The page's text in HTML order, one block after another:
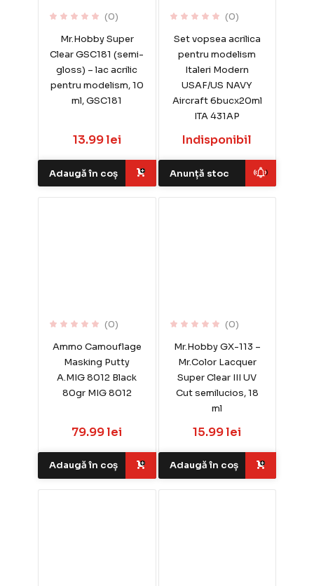
(0)
Mr.Hobby Super
Clear GSC181 (semi-
gloss) – lac acrilic
pentru modelism, 10
ml, GSC181
13.99 lei
Adaugă în coș
(0)
Set vopsea acrilica
pentru modelism
Italeri Modern
USAF/US NAVY
Aircraft 6bucx20ml
ITA 431AP
Indisponibil
Anunță stoc
(0)
Ammo Camouflage
Masking Putty
A.MIG 8012 Black
80gr MIG 8012
79.99 lei
Adaugă în coș
(0)
Mr.Hobby GX-113 –
Mr.Color Lacquer
Super Clear III UV
Cut semilucios, 18
ml
15.99 lei
Adaugă în coș